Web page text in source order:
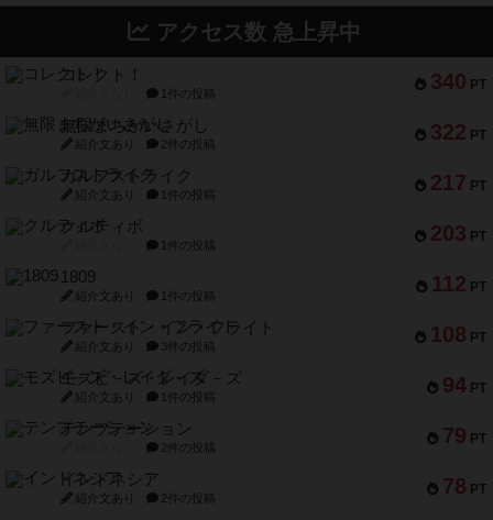
アクセス数 急上昇中
340 PT
コレクト！
1件の投稿
322 PT
無限まちがいさがし
紹介文あり 2件の投稿
217 PT
ガルフストライク
紹介文あり 1件の投稿
203 PT
クルティボ
1件の投稿
112 PT
1809
紹介文あり 1件の投稿
108 PT
ファースト・イン・フライト
紹介文あり 3件の投稿
94 PT
モズビ－ズ・レイダ－ズ
紹介文あり 1件の投稿
79 PT
テンプテーション
2件の投稿
78 PT
インドネシア
紹介文あり 2件の投稿